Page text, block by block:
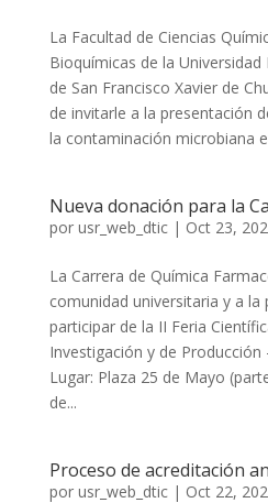
La Facultad de Ciencias
Bioquímicas de la
de San Francisco Xavier de
de invitarle a la presentación
la contaminación microbiana
Nueva donación para la
por usr_web_dtic| Oct 23,
La Carrera de Química
comunidad universitaria y a la
participar de la II Feria
Investigación y de Producción
Lugar: Plaza 25 de Mayo
de...
Proceso de acreditación
por usr_web_dtic| Oct 22,